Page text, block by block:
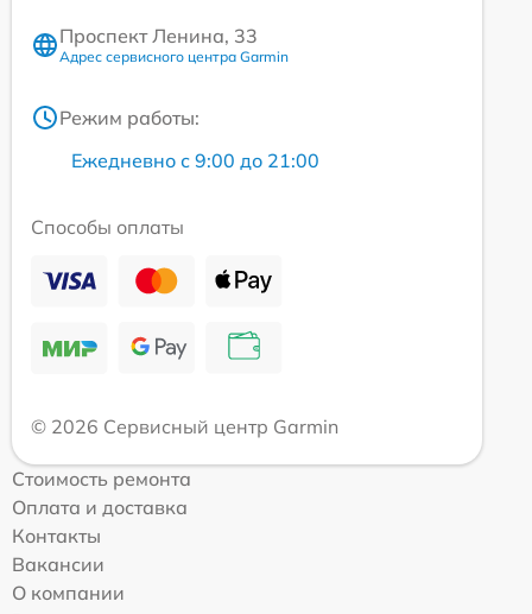
Проспект Ленина, 33
Адрес сервисного центра Garmin
Режим работы:
Ежедневно с 9:00 до 21:00
Способы оплаты
© 2026 Сервисный центр Garmin
Стоимость ремонта
Оплата и доставка
Контакты
Вакансии
О компании